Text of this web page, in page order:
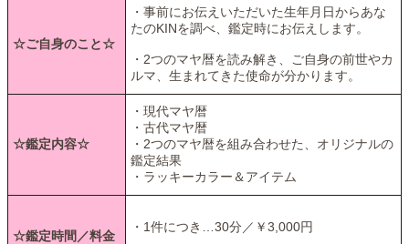
☆ご自身のこと☆
・事前にお伝えいただいた生年月日からあな
たのKINを調べ、鑑定時にお伝えします。
・2つのマヤ暦を読み解き、ご自身の前世やカ
ルマ、生まれてきた使命が分かります。
☆鑑定内容☆
・現代マヤ暦
・古代マヤ暦
・2つのマヤ暦を組み合わせた、オリジナルの
鑑定結果
・ラッキーカラー＆アイテム
☆鑑定時間／料金
・1件につき…30分／￥3,000円